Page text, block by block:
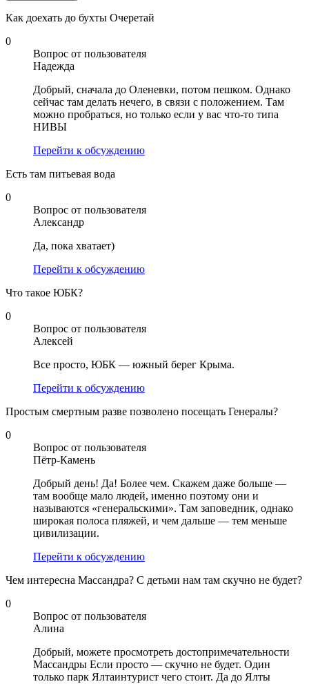
Как доехать до бухты Очеретай
0
Вопрос от пользователя
Надежда
Добрый, сначала до Оленевки, потом пешком. Однако
сейчас там делать нечего, в связи с положением. Там
можно пробраться, но только если у вас что-то типа
НИВЫ
Перейти к обсуждению
Есть там питьевая вода
0
Вопрос от пользователя
Александр
Да, пока хватает)
Перейти к обсуждению
Что такое ЮБК?
0
Вопрос от пользователя
Алексей
Все просто, ЮБК — южный берег Крыма.
Перейти к обсуждению
Простым смертным разве позволено посещать Генералы?
0
Вопрос от пользователя
Пётр-Камень
Добрый день! Да! Более чем. Скажем даже больше —
там вообще мало людей, именно поэтому они и
называются «генеральскими». Там заповедник, однако
широкая полоса пляжей, и чем дальше — тем меньше
цивилизации.
Перейти к обсуждению
Чем интересна Массандра? С детьми нам там скучно не будет?
0
Вопрос от пользователя
Алина
Добрый, можете просмотреть достопримечательности
Массандры Если просто — скучно не будет. Один
только парк Ялтаинтурист чего стоит. Да до Ялты